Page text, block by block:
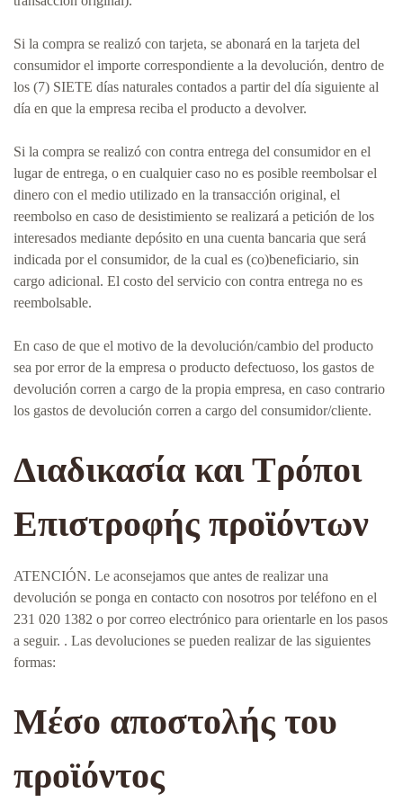
Si la compra se realizó con tarjeta, se abonará en la tarjeta del
consumidor el importe correspondiente a la devolución, dentro de
los (7) SIETE días naturales contados a partir del día siguiente al
día en que la empresa reciba el producto a devolver.
Si la compra se realizó con contra entrega del consumidor en el
lugar de entrega, o en cualquier caso no es posible reembolsar el
dinero con el medio utilizado en la transacción original, el
reembolso en caso de desistimiento se realizará a petición de los
interesados mediante depósito en una cuenta bancaria que será
indicada por el consumidor, de la cual es (co)beneficiario, sin
cargo adicional. El costo del servicio con contra entrega no es
reembolsable.
En caso de que el motivo de la devolución/cambio del producto
sea por error de la empresa o producto defectuoso, los gastos de
devolución corren a cargo de la propia empresa, en caso contrario
los gastos de devolución corren a cargo del consumidor/cliente.
Διαδικασία και Τρόποι
Επιστροφής προϊόντων
ATENCIÓN. Le aconsejamos que antes de realizar una
devolución se ponga en contacto con nosotros por teléfono en el
231 020 1382 o por correo electrónico para orientarle en los pasos
a seguir. . Las devoluciones se pueden realizar de las siguientes
formas:
Μέσο αποστολής του
προϊόντος